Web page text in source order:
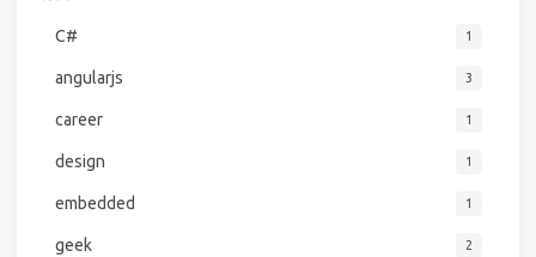
C# 1
angularjs 3
career 1
design 1
embedded 1
geek 2